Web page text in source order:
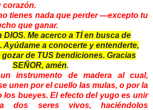
corazón.
tienes nada que perder —excepto tu
que ganar.
DIOS. Me acerco a TÍ en busca de
Ayúdame a conocerte y entenderte,
de TUS bendiciones. Gracias
SEÑOR, amén.
instrumento de madera al cual,
unen por el cuello las mulas, o por la
los bueyes. El efecto del yugo es unir
a dos seres vivos, haciéndolos